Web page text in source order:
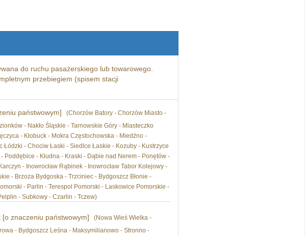
do ruchu pasażerskiego lub towarowego.
przebiegiem (spisem stacji
państwowym]
(Chorzów Batory - Chorzów Miasto -
- Nakło Śląskie - Tarnowskie Góry - Miasteczko
- Kłobuck - Mokra Częstochowska - Miedźno -
- Chociw Łaski - Siedlce Łaskie - Kozuby - Kustrzyce
- Kłudna - Kraski - Dąbie nad Nerem - Ponętów -
- Inowrocław Rąbinek - Inowrocław Tabor Kolejowy -
- Brzoza Bydgoska - Trzciniec - Bydgoszcz Błonie -
- Parlin - Terespol Pomorski - Laskowice Pomorskie -
- Subkowy - Czarlin - Tczew)
[o znaczeniu państwowym]
(Nowa Wieś Wielka -
- Bydgoszcz Leśna - Maksymilianowo - Stronno -